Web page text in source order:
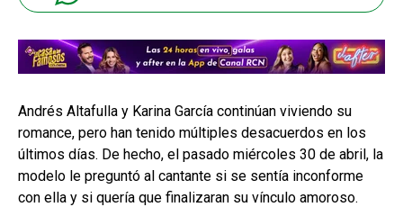
Andrés Altafulla y Karina García continúan viviendo su
romance, pero han tenido múltiples desacuerdos en los
últimos días. De hecho, el pasado miércoles 30 de abril, la
modelo le preguntó al cantante si se sentía inconforme
con ella y si quería que finalizaran su vínculo amoroso.